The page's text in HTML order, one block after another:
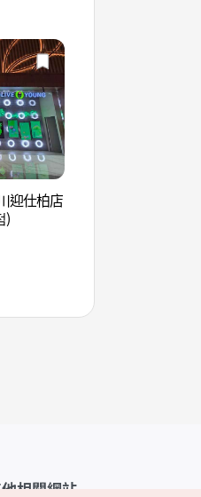
迎仕柏店
)
相關網站